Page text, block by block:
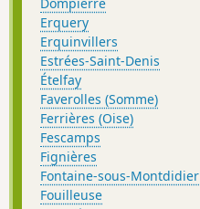
Erquery
Erquinvillers
Estrées-Saint-Denis
Ételfay
Faverolles (Somme)
Ferrières (Oise)
Fescamps
Fignières
Fontaine-sous-Montdidier
Fouilleuse